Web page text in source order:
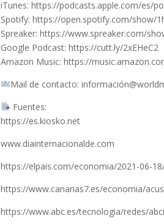
iTunes: https://podcasts.apple.com/es/
Spotify: https://open.spotify.com/show/
Spreaker: https://www.spreaker.com/
Google Podcast: https://cutt.ly/2xEHeC2
Amazon Music: https://
Mail de contacto:
Fuentes:
https://es.kiosko.net
www.diainternacionalde.com
https://elpais.com/economia/2021-06-
https://www.canarias7.es/economia/
https://www.abc.es/tecnologia/redes/